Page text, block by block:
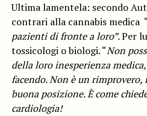
Ultima lamentela: secondo
contrari alla cannabis medica
pazienti di fronte a loro”.Per
tossicologi o biologi. “Non
della loro inesperienza
facendo. Non è un
buona posizione. È come
cardiologia!